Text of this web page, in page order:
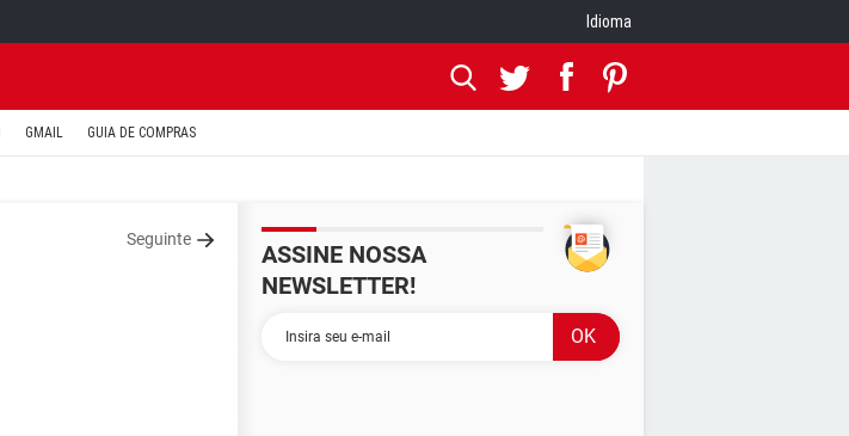
Idioma
GMAIL GUIA DE COMPRAS
Seguinte
ASSINE NOSSA
NEWSLETTER!